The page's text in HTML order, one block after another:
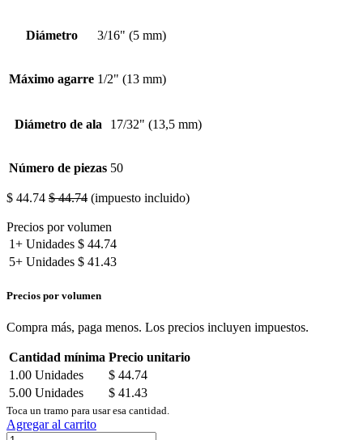
Diámetro 3/16" (5 mm)
Máximo agarre 1/2" (13 mm)
Diámetro de ala 17/32" (13,5 mm)
Número de piezas 50
$ 44.74 $44.74 (impuesto incluido)
Precios por volumen
1+ Unidades $ 44.74
5+ Unidades $ 41.43
Precios por volumen
Compra más, paga menos. Los precios incluyen impuestos.
Cantidad mínima Precio unitario
1.00 Unidades $ 44.74
5.00 Unidades $ 41.43
Toca un tramo para usar esa cantidad.
Agregar al carrito